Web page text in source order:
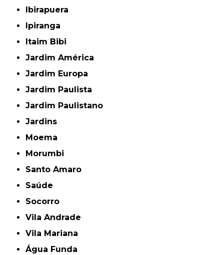
Ibirapuera
Ipiranga
Itaim Bibi
Jardim América
Jardim Europa
Jardim Paulista
Jardim Paulistano
Jardins
Moema
Morumbi
Santo Amaro
Saúde
Socorro
Vila Andrade
Vila Mariana
Água Funda